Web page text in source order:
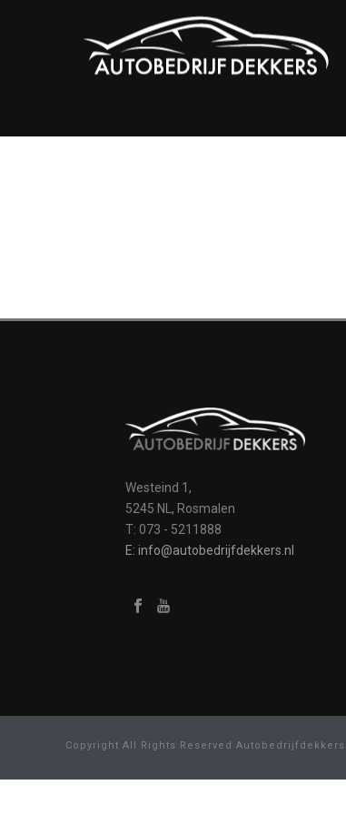
Westeind 1,
5245 NL, Rosmalen
T: 073 - 5211888
E: info@autobedrijfdekkers.nl
Copyright All Rights Reserved